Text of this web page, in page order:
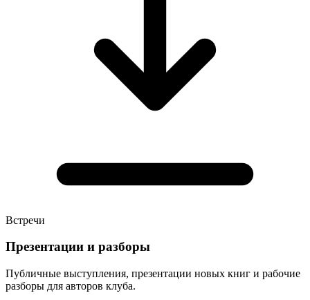
Встречи
Презентации и разборы
Публичные выступления, презентации новых книг и рабочие
разборы для авторов клуба.